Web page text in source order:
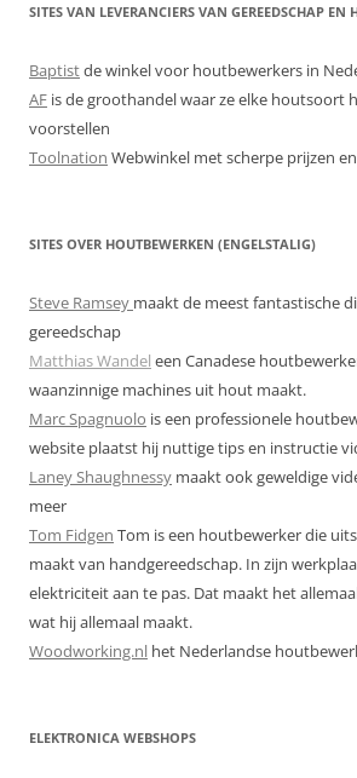
SITES VAN LEVERANCIERS VAN GEREEDSCHAP
Baptistde winkel voor houtbewerkers in
AF is de groothandel waar ze elke houtsoort
voorstellen
Toolnation Webwinkel met scherpe prijzen
SITES OVER HOUTBEWERKEN (ENGELSTALIG)
Steve Ramsey maakt de meest fantastische
gereedschap
Matthias Wandel een Canadese
waanzinnige machines uit hout maakt.
Marc Spagnuolo is een professionele
website plaatst hij nuttige tips en instructie
Laney Shaughnessy maakt ook geweldige
meer
Tom Fidgen Tom is een houtbewerker die
maakt van handgereedschap. In zijn
elektriciteit aan te pas. Dat maakt het
wat hij allemaal maakt.
Woodworking.nl het Nederlandse
ELEKTRONICA WEBSHOPS